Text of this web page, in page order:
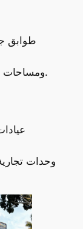
Rooftop Lounge ومساحات مفتوحة للاجتماعات.